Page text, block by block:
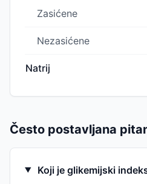
Zasićene
Nezasićene
Natrij
Često postavljana
Koji je glikemijski